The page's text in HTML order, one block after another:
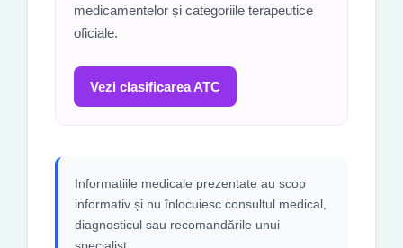
medicamentelor și categoriile terapeutice
oficiale.
Vezi clasificarea ATC
Informațiile medicale prezentate au scop
informativ și nu înlocuiesc consultul medical,
diagnosticul sau recomandările unui